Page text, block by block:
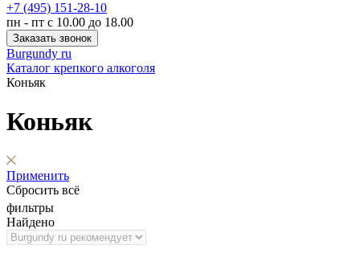
+7 (495) 151-28-10
пн - пт с 10.00 до 18.00
Заказать звонок
Burgundy ru
Каталог крепкого алкоголя
Коньяк
Коньяк
Применить
Сбросить всё
фильтры
Найдено